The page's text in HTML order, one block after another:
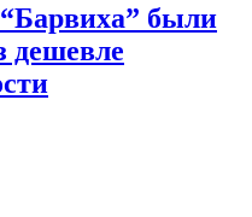
были
дешевле